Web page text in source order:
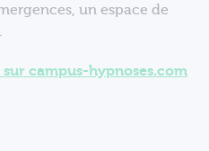
un espace de
campus-hypnoses.com